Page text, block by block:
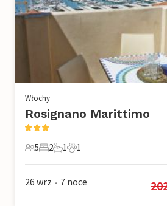
Włochy
Rosignano Marittimo
5 Goście
5
2 Sypialnie
2
1 Łazienka
1
1 Zwierzę domowe
1
26 wrz • 7 noce